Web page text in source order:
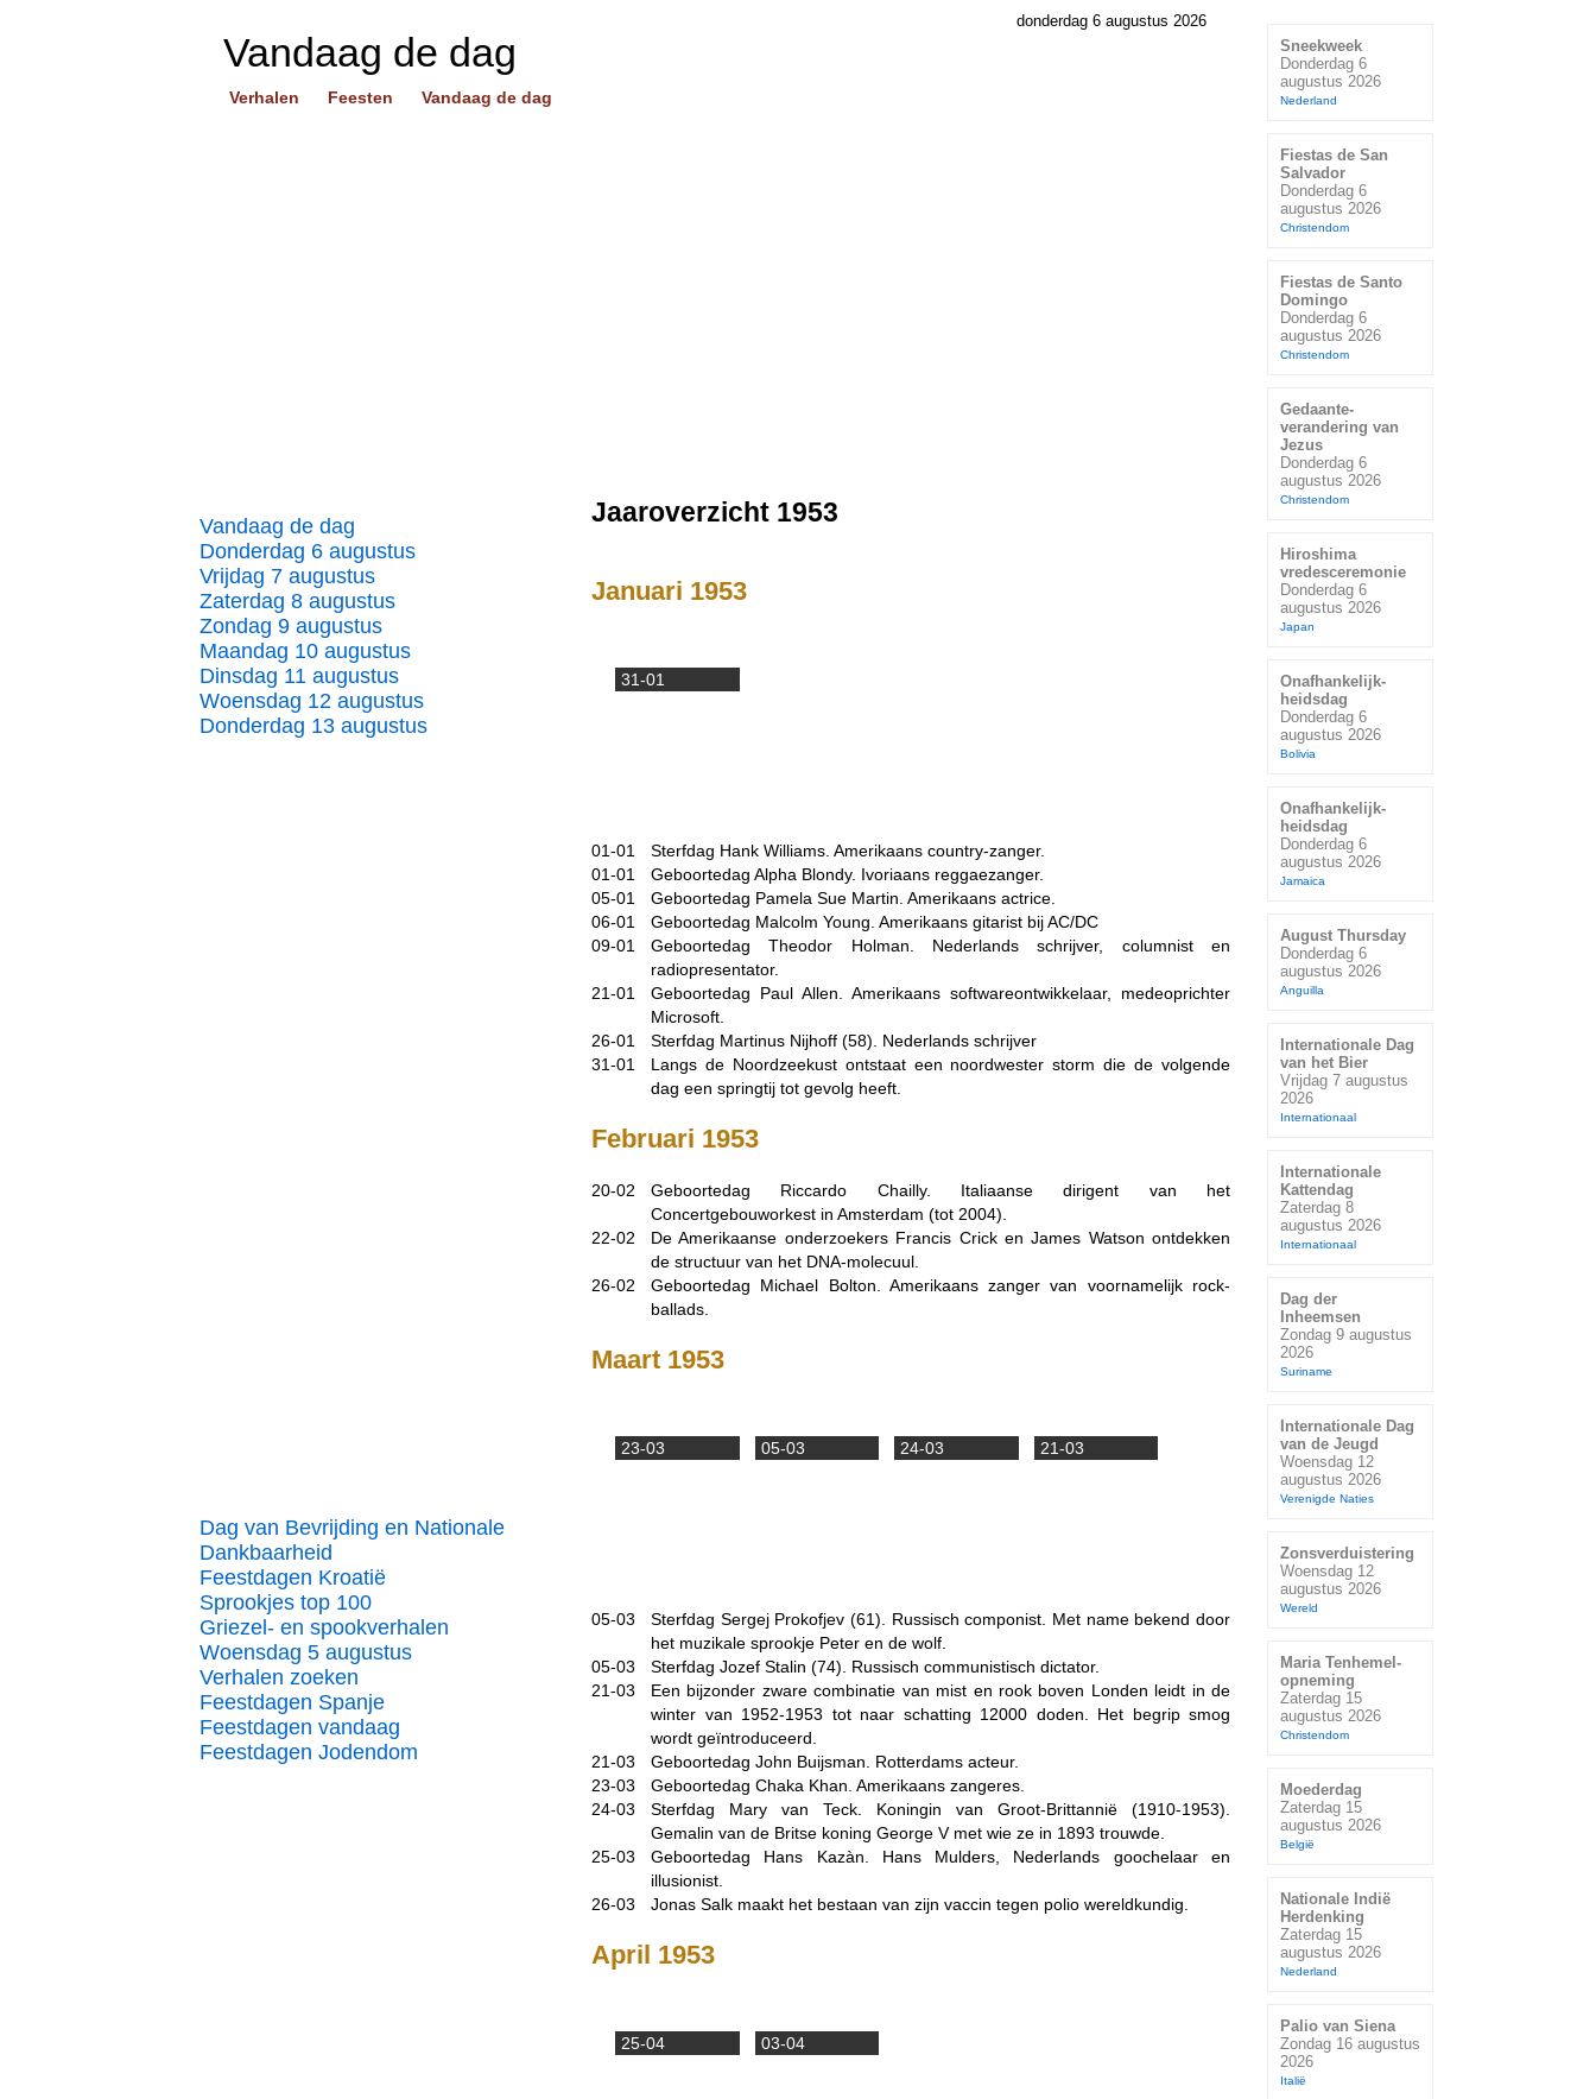
Sneekweek
Donderdag 6
augustus 2026
Nederland
Fiestas de San
Salvador
Donderdag 6
augustus 2026
Christendom
Fiestas de Santo
Domingo
Donderdag 6
augustus 2026
Christendom
Gedaante-
verandering van
Jezus
Donderdag 6
augustus 2026
Christendom
Hiroshima
vredesceremonie
Donderdag 6
augustus 2026
Japan
Onafhankelijk-
heidsdag
Donderdag 6
augustus 2026
Bolivia
Onafhankelijk-
heidsdag
Donderdag 6
augustus 2026
Jamaica
August Thursday
Donderdag 6
augustus 2026
Anguilla
Internationale Dag
van het Bier
Vrijdag 7 augustus
2026
Internationaal
Internationale
Kattendag
Zaterdag 8
augustus 2026
Internationaal
Dag der
Inheemsen
Zondag 9 augustus
2026
Suriname
Internationale Dag
van de Jeugd
Woensdag 12
augustus 2026
Verenigde Naties
Zonsverduistering
Woensdag 12
augustus 2026
Wereld
Maria Tenhemel-
opneming
Zaterdag 15
augustus 2026
Christendom
Moederdag
Zaterdag 15
augustus 2026
België
Nationale Indië
Herdenking
Zaterdag 15
augustus 2026
Nederland
Palio van Siena
Zondag 16 augustus
2026
Italië
donderdag 6 augustus 2026
Vandaag de dag
Verhalen Feesten Vandaag de dag
Vandaag de dag
Donderdag 6 augustus
Vrijdag 7 augustus
Zaterdag 8 augustus
Zondag 9 augustus
Maandag 10 augustus
Dinsdag 11 augustus
Woensdag 12 augustus
Donderdag 13 augustus
Dag van Bevrijding en Nationale
Dankbaarheid
Feestdagen Kroatië
Sprookjes top 100
Griezel- en spookverhalen
Woensdag 5 augustus
Verhalen zoeken
Feestdagen Spanje
Feestdagen vandaag
Feestdagen Jodendom
Jaaroverzicht 1953
Januari 1953
31-01
01-01
Sterfdag Hank Williams. Amerikaans country-zanger.
01-01
Geboortedag Alpha Blondy. Ivoriaans reggaezanger.
05-01
Geboortedag Pamela Sue Martin. Amerikaans actrice.
06-01
Geboortedag Malcolm Young. Amerikaans gitarist bij AC/DC
09-01
Geboortedag Theodor Holman. Nederlands schrijver, columnist en
radiopresentator.
21-01
Geboortedag Paul Allen. Amerikaans softwareontwikkelaar, medeoprichter
Microsoft.
26-01
Sterfdag Martinus Nijhoff (58). Nederlands schrijver
31-01
Langs de Noordzeekust ontstaat een noordwester storm die de volgende
dag een springtij tot gevolg heeft.
Februari 1953
20-02
Geboortedag Riccardo Chailly. Italiaanse dirigent van het
Concertgebouworkest in Amsterdam (tot 2004).
22-02
De Amerikaanse onderzoekers Francis Crick en James Watson ontdekken
de structuur van het DNA-molecuul.
26-02
Geboortedag Michael Bolton. Amerikaans zanger van voornamelijk rock-
ballads.
Maart 1953
23-03 05-03 24-03 21-03
05-03
Sterfdag Sergej Prokofjev (61). Russisch componist. Met name bekend door
het muzikale sprookje Peter en de wolf.
05-03
Sterfdag Jozef Stalin (74). Russisch communistisch dictator.
21-03
Een bijzonder zware combinatie van mist en rook boven Londen leidt in de
winter van 1952-1953 tot naar schatting 12000 doden. Het begrip smog
wordt geïntroduceerd.
21-03
Geboortedag John Buijsman. Rotterdams acteur.
23-03
Geboortedag Chaka Khan. Amerikaans zangeres.
24-03
Sterfdag Mary van Teck. Koningin van Groot-Brittannië (1910-1953).
Gemalin van de Britse koning George V met wie ze in 1893 trouwde.
25-03
Geboortedag Hans Kazàn. Hans Mulders, Nederlands goochelaar en
illusionist.
26-03
Jonas Salk maakt het bestaan van zijn vaccin tegen polio wereldkundig.
April 1953
25-04 03-04